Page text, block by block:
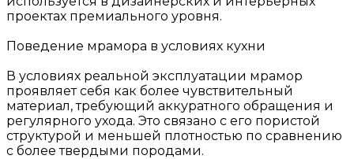
проектах премиального уровня.
Поведение мрамора в условиях кухни
В условиях реальной эксплуатации мрамор
проявляет себя как более чувствительный
материал, требующий аккуратного обращения и
регулярного ухода. Это связано с его пористой
структурой и меньшей плотностью по сравнению
с более твердыми породами.